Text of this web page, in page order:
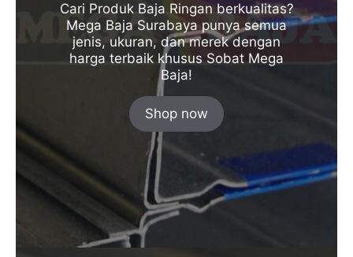
Cari Produk Baja Ringan berkualitas?
Mega Baja Surabaya punya semua
jenis, ukuran, dan merek dengan
harga terbaik khusus Sobat Mega
Baja!
Shop now